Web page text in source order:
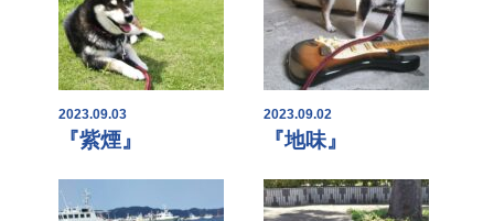
2023.09.03
『紫煙』
2023.09.02
『地味』